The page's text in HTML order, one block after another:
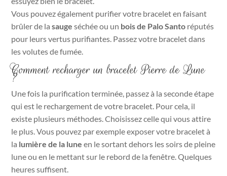
Vous pouvez également purifier votre bracelet en faisant
brûler de lasauge séchée ou un bois de Palo Santo réputés
pour leurs vertus purifiantes. Passez votre bracelet dans
les volutes de fumée.
Comment recharger un bracelet Pierre de Lune
?
Une fois la purification terminée, passez à la seconde étape
qui est le rechargement de votre bracelet. Pour cela, il
existe plusieurs méthodes. Choisissez celle qui vous attire
le plus. Vous pouvez par exemple exposer votre bracelet à
la lumière de la lune en le sortant dehors les soirs de pleine
lune ou en le mettant sur le rebord de la fenêtre. Quelques
heures suffisent.